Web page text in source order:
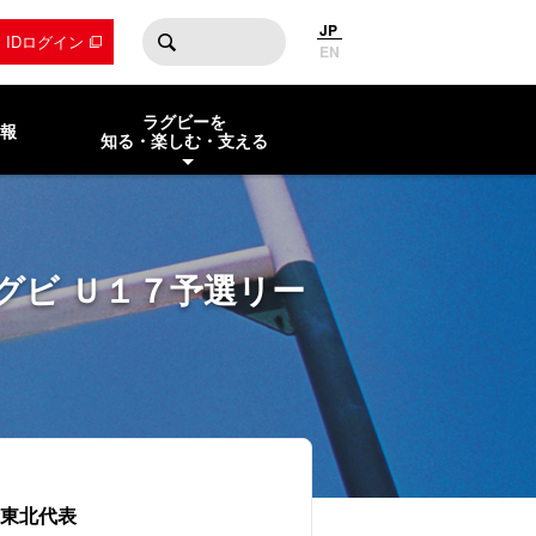
IDログイン
JP
EN
ラグビーを
知る・楽しむ・支える
ビ Ｕ１７予選リー
北代表